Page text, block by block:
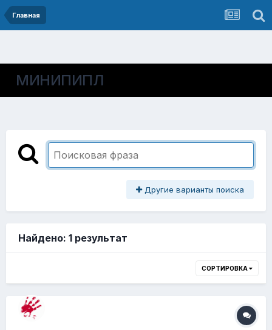
Главная
МИНИПИПЛ
Другие варианты поиска
Найдено: 1 результат
СОРТИРОВКА